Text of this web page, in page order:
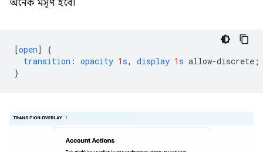
অনেক মসৃণ হবে।
[open]
{
transition : opacity 1s, display 1s allow-discrete ;
}